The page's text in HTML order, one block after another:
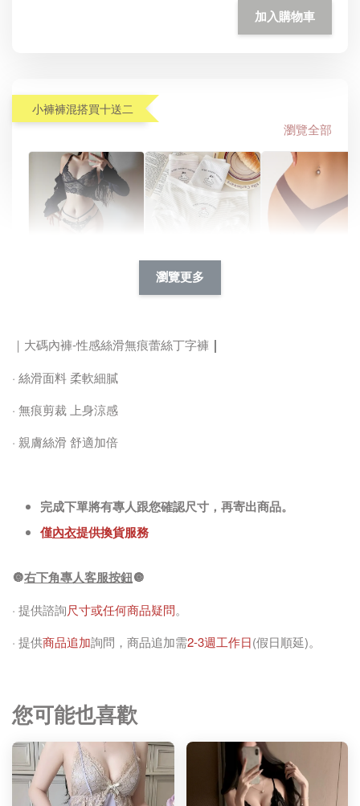
加入購物車
小褲褲混搭買十送二
瀏覽全部
NT$ 0 -
日系可愛條紋純棉
瀏覽更多
｜大碼內褲-性感絲滑無痕蕾絲丁字褲 ｜
· 絲滑面料 柔軟細膩
· 無痕剪裁 上身涼感
· 親膚絲滑 舒適加倍
完成下單將有專人跟您確認尺寸，再寄出商品。
僅內衣提供換貨服務
🔘右下角專人客服按鈕🔘
· 提供諮詢尺寸或任何商品疑問。
· 提供商品追加詢問，商品追加需2-3週工作日(假日順延)。
您可能也喜歡